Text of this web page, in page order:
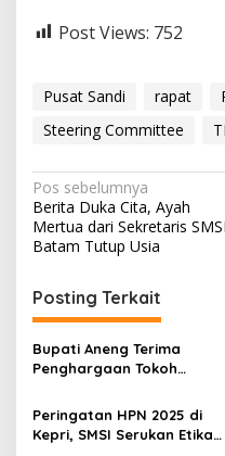
Post Views: 752
Pusat Sandi rapat
Steering Committee
N
a
v
i
g
a
s
i
p
Pos sebelumnya
Berita Duka Cita, Ayah
Mertua dari Sekretaris SMSI
Batam Tutup Usia
Posting Terkait
Bupati Aneng Terima
Penghargaan Tokoh
Anugerah SMSI 2026
Peringatan HPN 2025 di
Kepri, SMSI Serukan Etika